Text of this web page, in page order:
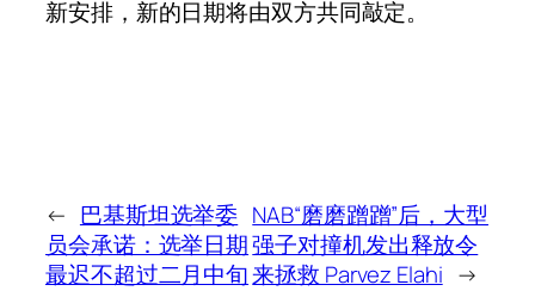
新安排，新的日期将由双方共同敲定。
← 巴基斯坦选举委
员会承诺：选举日期
最迟不超过二月中旬
NAB“磨磨蹭蹭”后，大型
强子对撞机发出释放令
来拯救 Parvez Elahi →